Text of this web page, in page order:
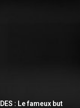
: Le fameux but